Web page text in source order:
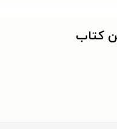
هفتاد تصمیم گرفت دنیا
به زنان و
و تا به امروز به
کتاب